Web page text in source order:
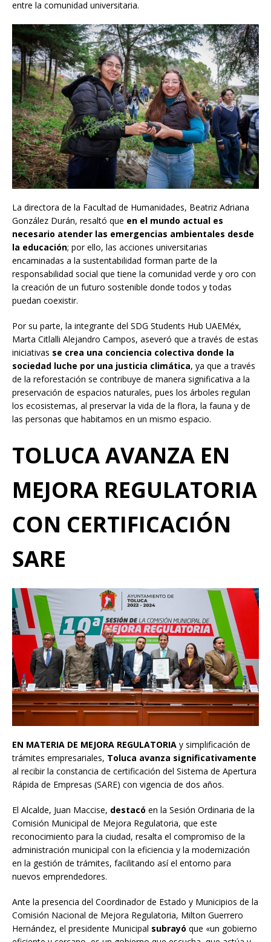
entre la comunidad universitaria.
La directora de la Facultad de Humanidades, Beatriz Adriana
González Durán, resaltó que en el mundo actual es
necesario atender las emergencias ambientales desde
la educación; por ello, las acciones universitarias
encaminadas a la sustentabilidad forman parte de la
responsabilidad social que tiene la comunidad verde y oro con
la creación de un futuro sostenible donde todos y todas
puedan coexistir.
Por su parte, la integrante del SDG Students Hub UAEMéx,
Marta Citlalli Alejandro Campos, aseveró que a través de estas
iniciativas se crea una conciencia colectiva donde la
sociedad luche por una justicia climática, ya que a través
de la reforestación se contribuye de manera significativa a la
preservación de espacios naturales, pues los árboles regulan
los ecosistemas, al preservar la vida de la flora, la fauna y de
las personas que habitamos en un mismo espacio.
TOLUCA AVANZA EN
MEJORA REGULATORIA
CON CERTIFICACIÓN
SARE
EN MATERIA DE MEJORA REGULATORIA y simplificación de
trámites empresariales, Toluca avanza significativamente
al recibir la constancia de certificación del Sistema de Apertura
Rápida de Empresas (SARE) con vigencia de dos años.
El Alcalde, Juan Maccise, destacó en la Sesión Ordinaria de la
Comisión Municipal de Mejora Regulatoria, que este
reconocimiento para la ciudad, resalta el compromiso de la
administración municipal con la eficiencia y la modernización
en la gestión de trámites, facilitando así el entorno para
nuevos emprendedores.
Ante la presencia del Coordinador de Estado y Municipios de la
Comisión Nacional de Mejora Regulatoria, Milton Guerrero
Hernández, el presidente Municipal subrayó que «un gobierno